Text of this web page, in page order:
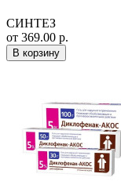
СИНТЕЗ
от 369.00 р.
В корзину